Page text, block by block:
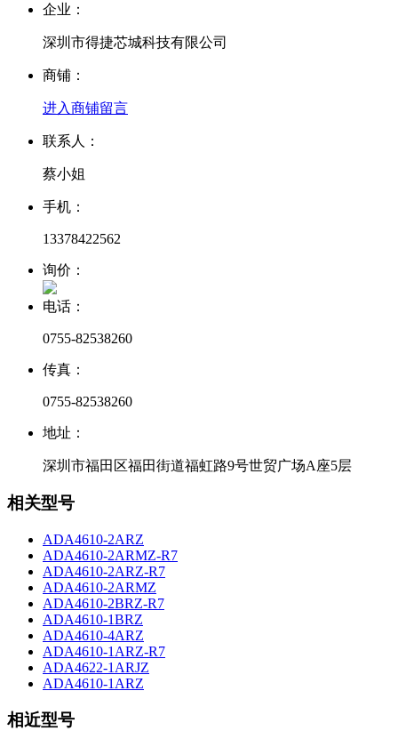
企业：
深圳市得捷芯城科技有限公司
商铺：
进入商铺留言
联系人：
蔡小姐
手机：
13378422562
询价：
电话：
0755-82538260
传真：
0755-82538260
地址：
深圳市福田区福田街道福虹路9号世贸广场A座5层
相关型号
ADA4610-2ARZ
ADA4610-2ARMZ-R7
ADA4610-2ARZ-R7
ADA4610-2ARMZ
ADA4610-2BRZ-R7
ADA4610-1BRZ
ADA4610-4ARZ
ADA4610-1ARZ-R7
ADA4622-1ARJZ
ADA4610-1ARZ
相近型号